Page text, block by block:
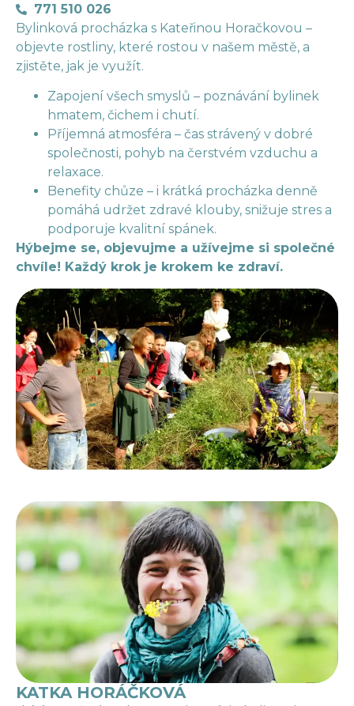
771 510 026
Bylinková procházka s Kateřinou Horačkovou –
objevte rostliny, které rostou v našem městě, a
zjistěte, jak je využít.
Zapojení všech smyslů – poznávání bylinek
hmatem, čichem i chutí.
Příjemná atmosféra – čas strávený v dobré
společnosti, pohyb na čerstvém vzduchu a
relaxace.
Benefity chůze – i krátká procházka denně
pomáhá udržet zdravé klouby, snižuje stres a
podporuje kvalitní spánek.
Hýbejme se, objevujme a užívejme si společné
chvíle! Každý krok je krokem ke zdraví.
KATKA HORÁČKOVÁ